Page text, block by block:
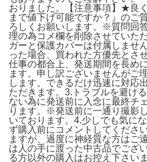
おりました。【注意事項】★良
まで値下げ可能ですか？』のご
ろしくお願いします。※質問回
理の為コメ欄を削除させていた
ガーと保護カバーは付属しませ
った場合、買われた方優先とさ
仕事の都合上、発送期間を長め
ます。申し訳ございませんがご
します。できるだけ迅速に対応
ただきます。3.トラブルを避け
ない為に発送前に入念に最終チ
ります。※発送前に一通り撮影
いております。4.少しでも気に
ず購入前にコメントしてくださ
ますが、過度に神経質な方はご
は人の手に渡った中古品でござ
る方以外の購入はお控え下さい